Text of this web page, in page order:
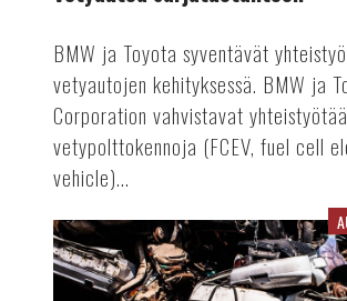
BMW ja Toyota syventävät
vetyautojen kehityksessä. BMW ja
Corporation vahvistavat
vetypolttokennoja (FCEV, fuel cell
vehicle)...
Kierrätyspalkkiolla
vauhtia
autokauppaan